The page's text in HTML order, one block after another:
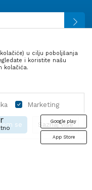
Google play
App Store
Ulje i tečnosti
u cilju poboljšanja
i koristite našu
kolačića.
Marketing
Saznaj više
se